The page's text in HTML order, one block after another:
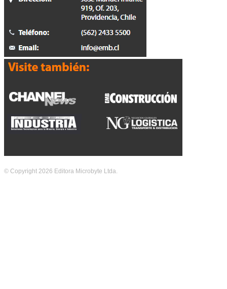
© Copyright 2026 Editora Microbyte Ltda.